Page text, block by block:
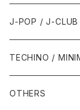
1995年
2011年
1999年
1991年
1991年
2000年
2001年
1985年・以前
1986年
1990年代
1990年
1991年
2000年代
2000年
1980年代
1988年・以前
1989年
1990年代
1990年
2000年代
J-POP / J-CLUB
1980年代
1990年代
TECHINO /
OTHERS